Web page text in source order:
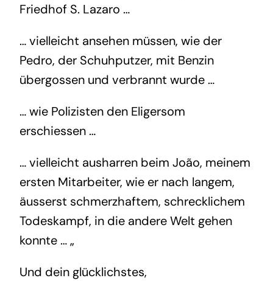
Friedhof S. Lazaro …
… vielleicht ansehen müssen, wie der
Pedro, der Schuhputzer, mit Benzin
übergossen und verbrannt wurde …
… wie Polizisten den Eligersom
erschiessen …
… vielleicht ausharren beim João, meinem
ersten Mitarbeiter, wie er nach langem,
äusserst schmerzhaftem, schrecklichem
Todeskampf, in die andere Welt gehen
konnte … „
Und dein glücklichstes,